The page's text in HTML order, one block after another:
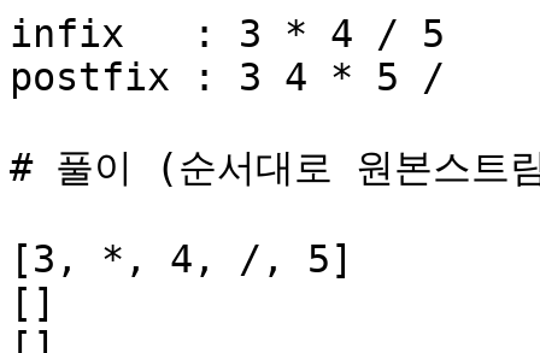
infix   : 3 * 4 / 5
postfix : 3 4 * 5 /
# 풀이 (순서대로 원본스트
[3, *, 4, /, 5]
[]